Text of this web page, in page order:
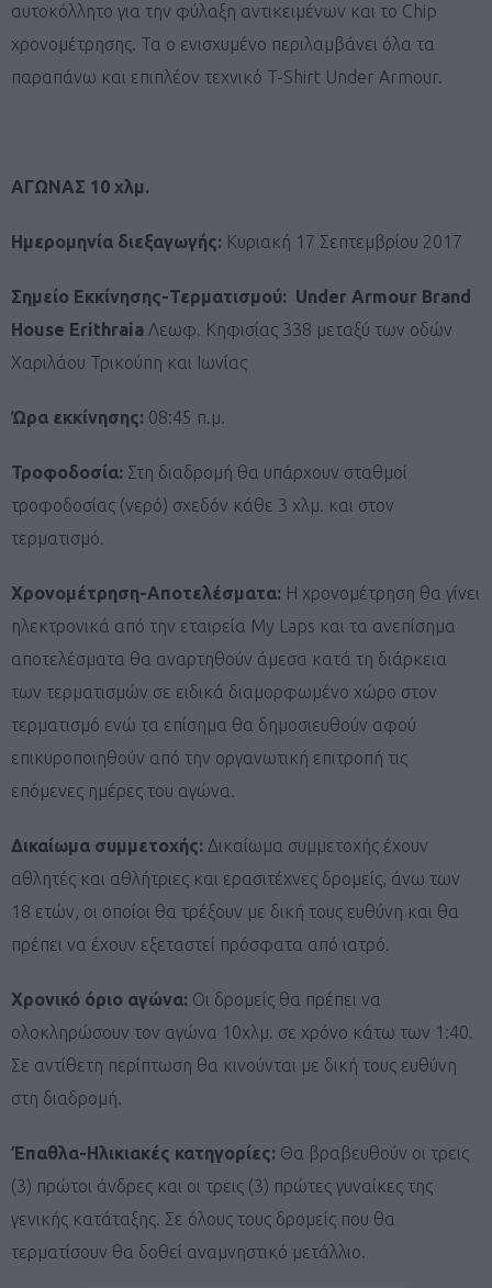
αυτοκόλλητο για την φύλαξη αντικειμένων και το Chip
χρονομέτρησης. Τα ο ενισχυμένο περιλαμβάνει όλα τα
παραπάνω και επιπλέον τεχνικό T-Shirt Under Armour.
ΑΓΩΝΑΣ 10 χλμ.
Ημερομηνία διεξαγωγής: Κυριακή 17 Σεπτεμβρίου 2017
Σημείο Εκκίνησης-Τερματισμού: Under Armour Brand
House Erithraia Λεωφ. Κηφισίας 338 μεταξύ των οδών
Χαριλάου Τρικούπη και Ιωνίας
Ώρα εκκίνησης: 08:45 π.μ.
Τροφοδοσία: Στη διαδρομή θα υπάρχουν σταθμοί
τροφοδοσίας (νερό) σχεδόν κάθε 3 χλμ. και στον
τερματισμό.
Χρονομέτρηση-Αποτελέσματα: Η χρονομέτρηση θα γίνει
ηλεκτρονικά από την εταιρεία My Laps και τα ανεπίσημα
αποτελέσματα θα αναρτηθούν άμεσα κατά τη διάρκεια
των τερματισμών σε ειδικά διαμορφωμένο χώρο στον
τερματισμό ενώ τα επίσημα θα δημοσιευθούν αφού
επικυροποιηθούν από την οργανωτική επιτροπή τις
επόμενες ημέρες του αγώνα.
Δικαίωμα συμμετοχής: Δικαίωμα συμμετοχής έχουν
αθλητές και αθλήτριες και ερασιτέχνες δρομείς, άνω των
18 ετών, οι οποίοι θα τρέξουν με δική τους ευθύνη και θα
πρέπει να έχουν εξεταστεί πρόσφατα από ιατρό.
Χρονικό όριο αγώνα: Οι δρομείς θα πρέπει να
ολοκληρώσουν τον αγώνα 10χλμ. σε χρόνο κάτω των 1:40.
Σε αντίθετη περίπτωση θα κινούνται με δική τους ευθύνη
στη διαδρομή.
Έπαθλα-Ηλικιακές κατηγορίες: Θα βραβευθούν οι τρεις
(3) πρώτοι άνδρες και οι τρεις (3) πρώτες γυναίκες της
γενικής κατάταξης. Σε όλους τους δρομείς που θα
τερματίσουν θα δοθεί αναμνηστικό μετάλλιο.